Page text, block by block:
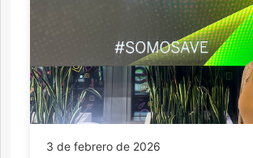
3 de febrero de 2026